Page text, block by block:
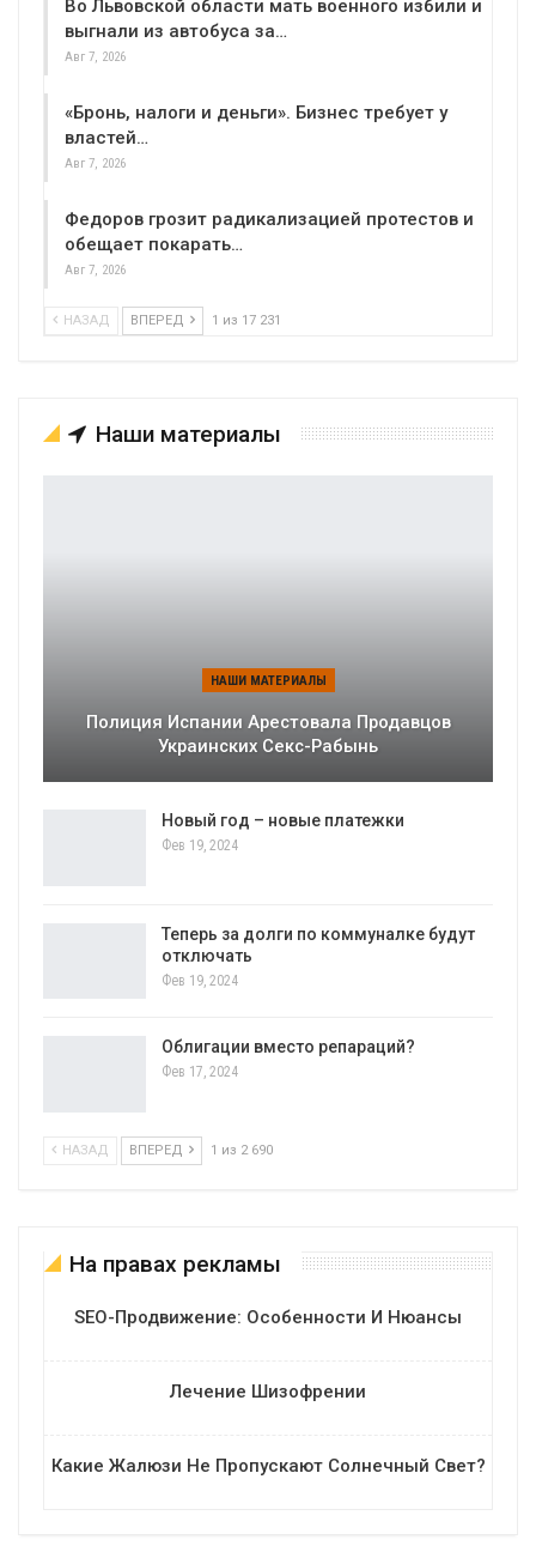
Во Львовской области мать военного избили и
выгнали из автобуса за…
Авг 7, 2026
«Бронь, налоги и деньги». Бизнес требует у
властей…
Авг 7, 2026
Федоров грозит радикализацией протестов и
обещает покарать…
Авг 7, 2026
НАЗАД ВПЕРЕД 1 из 17 231
Наши материалы
НАШИ МАТЕРИАЛЫ
Полиция Испании Арестовала Продавцов
Украинских Секс-Рабынь
Новый год – новые платежки
Фев 19, 2024
Теперь за долги по коммуналке будут
отключать
Фев 19, 2024
Облигации вместо репараций?
Фев 17, 2024
НАЗАД ВПЕРЕД 1 из 2 690
На правах рекламы
SEO-Продвижение: Особенности И Нюансы
Лечение Шизофрении
Какие Жалюзи Не Пропускают Солнечный Свет?